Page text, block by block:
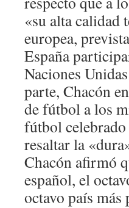
«su alta calidad
europea,
España
Naciones
parte, Chacón
de fútbol a los
fútbol celebrado
resaltar la
Chacón afirmó
español, el
octavo país